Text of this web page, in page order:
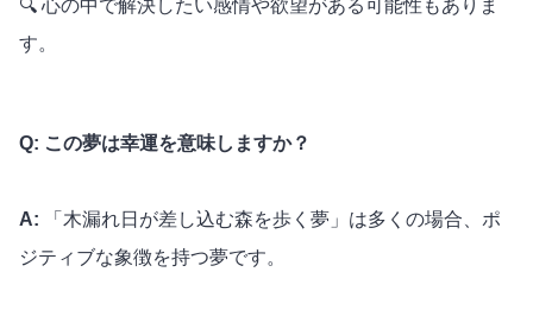
🔍 心の中で解決したい感情や欲望がある可能性もありま
す。
Q: この夢は幸運を意味しますか？
A:
「木漏れ日が差し込む森を歩く夢」は多くの場合、ポ
ジティブな象徴を持つ夢です。